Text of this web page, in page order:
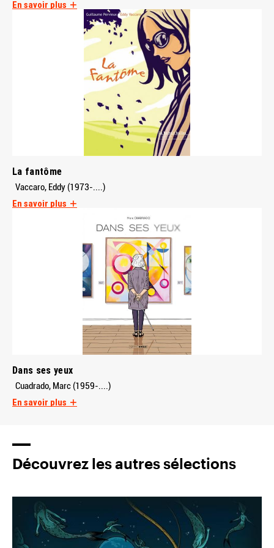
En savoir plus
La fantôme
Vaccaro, Eddy (1973-....)
En savoir plus
Dans ses yeux
Cuadrado, Marc (1959-....)
En savoir plus
Découvrez les autres sélections